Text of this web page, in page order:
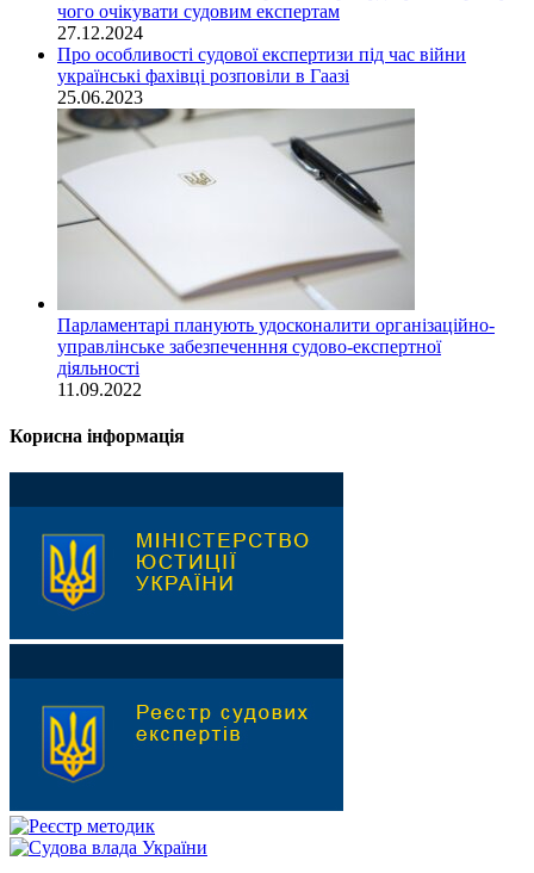
чого очікувати судовим експертам
27.12.2024
Про особливості судової експертизи під час війни
українські фахівці розповіли в Гаазі
25.06.2023
Парламентарі планують удосконалити організаційно-
управлінське забезпеченння судово-експертної
діяльності
11.09.2022
Корисна інформація